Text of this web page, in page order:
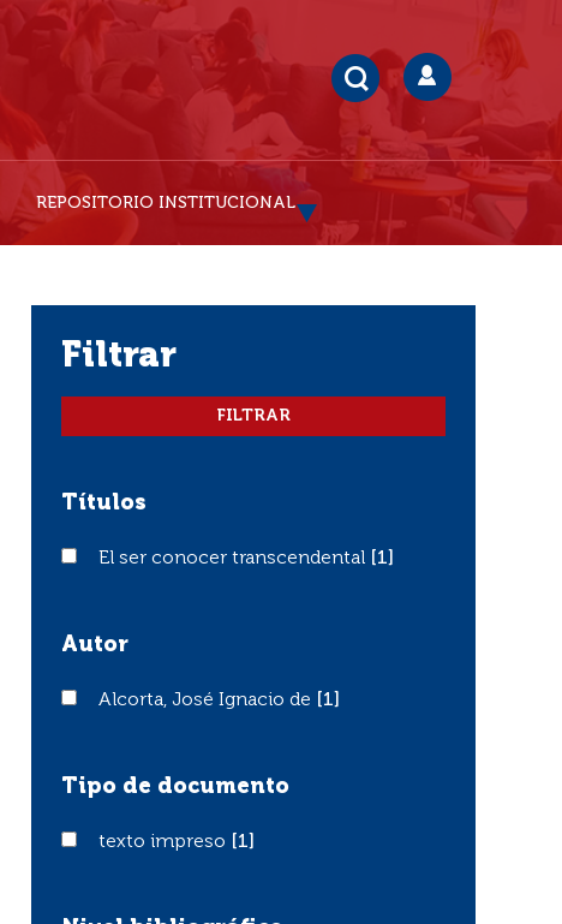
REPOSITORIO INSTITUCIONAL
filtrar
Títulos
El ser conocer transcendental
El ser conocer transcendental [1]
Autor
Alcorta, José Ignacio de
Alcorta, José Ignacio de [1]
Tipo de documento
texto impreso
texto impreso [1]